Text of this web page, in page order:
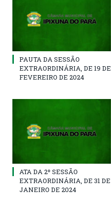
PAUTA DA SESSÃO
EXTRAORDINÁRIA, DE 19 DE
FEVEREIRO DE 2024
ATA DA 2º SESSÃO
EXTRAORDINÁRIA, DE 31 DE
JANEIRO DE 2024